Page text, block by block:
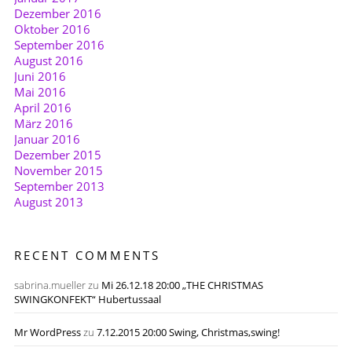
Dezember 2016
Oktober 2016
September 2016
August 2016
Juni 2016
Mai 2016
April 2016
März 2016
Januar 2016
Dezember 2015
November 2015
September 2013
August 2013
RECENT COMMENTS
sabrina.muellerzu Mi 26.12.18 20:00 „THE CHRISTMAS
SWINGKONFEKT“ Hubertussaal
Mr WordPresszu 7.12.2015 20:00 Swing, Christmas,swing!